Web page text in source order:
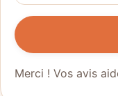
Merci ! Vos avis